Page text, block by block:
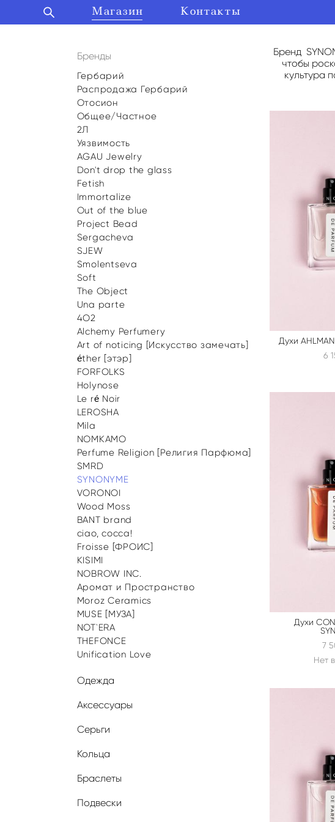
Магазин Контакты
Магазин Контакты
Бренды
Гербарий
Распродажа Гербарий
Отосион
Общее/Частное
2Л
Уязвимость
AGAU Jewelry
Don't drop the glass
Fetish
Immortalize
Out of the blue
Project Bead
Sergacheva
SJEW
Smolentseva
Soft
The Object
Una parte
4O2
Alchemy Perfumery
Art of noticing [Искусство замечать]
éther [этэр]
FORFOLKS
Holynose
Le ré Noir
LEROSHA
Mila
NOMKAMO
Perfume Religion [Религия Парфюма]
SMRD
SYNONYME
VORONOI
Wood Moss
BANT brand
ciao, cocca!
Froisse [ФРОИС]
KISIMI
NOBROW INC.
Аромат и Пространство
Moroz Ceramics
MUSE [МУЗА]
NOT`ERA
THEFONCE
Unification Love
Одежда
Аксессуары
Серьги
Кольца
Браслеты
Подвески
Бренд
чтобы
культура
Духи
6
Духи
7
Нет